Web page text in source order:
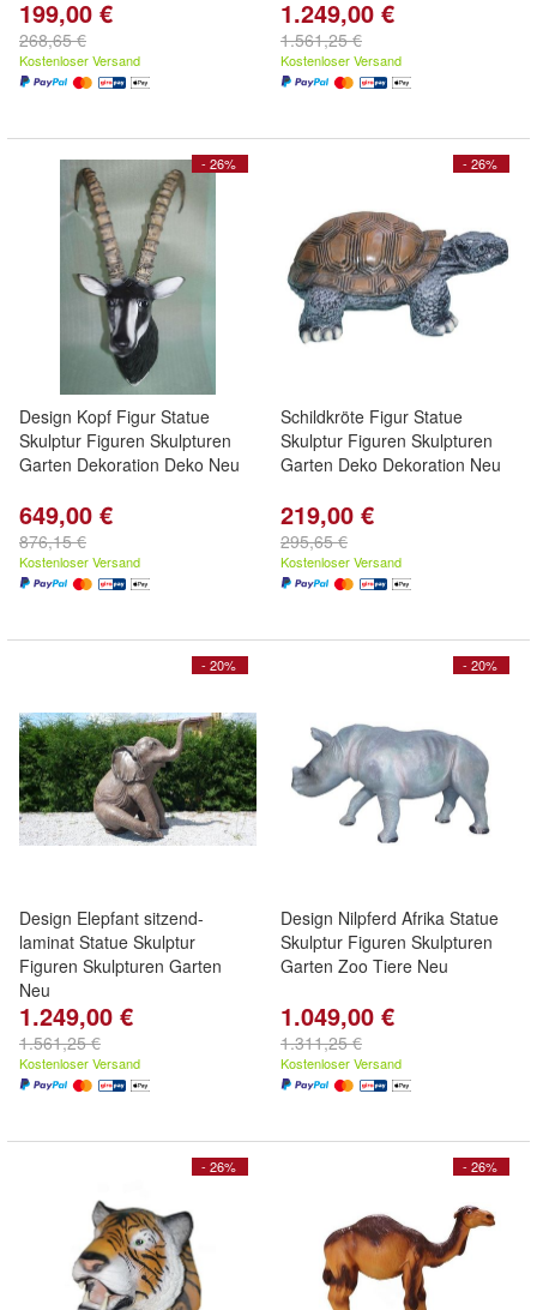
199,00 €
268,65 €
Kostenloser Versand
1.249,00 €
1.561,25 €
Kostenloser Versand
- 26%
Design Kopf Figur Statue
Skulptur Figuren Skulpturen
Garten Dekoration Deko Neu
649,00 €
876,15 €
Kostenloser Versand
- 26%
Schildkröte Figur Statue
Skulptur Figuren Skulpturen
Garten Deko Dekoration Neu
219,00 €
295,65 €
Kostenloser Versand
- 20%
Design Elepfant sitzend-
laminat Statue Skulptur
Figuren Skulpturen Garten
Neu
1.249,00 €
1.561,25 €
Kostenloser Versand
- 20%
Design Nilpferd Afrika Statue
Skulptur Figuren Skulpturen
Garten Zoo Tiere Neu
1.049,00 €
1.311,25 €
Kostenloser Versand
- 26% - 26%